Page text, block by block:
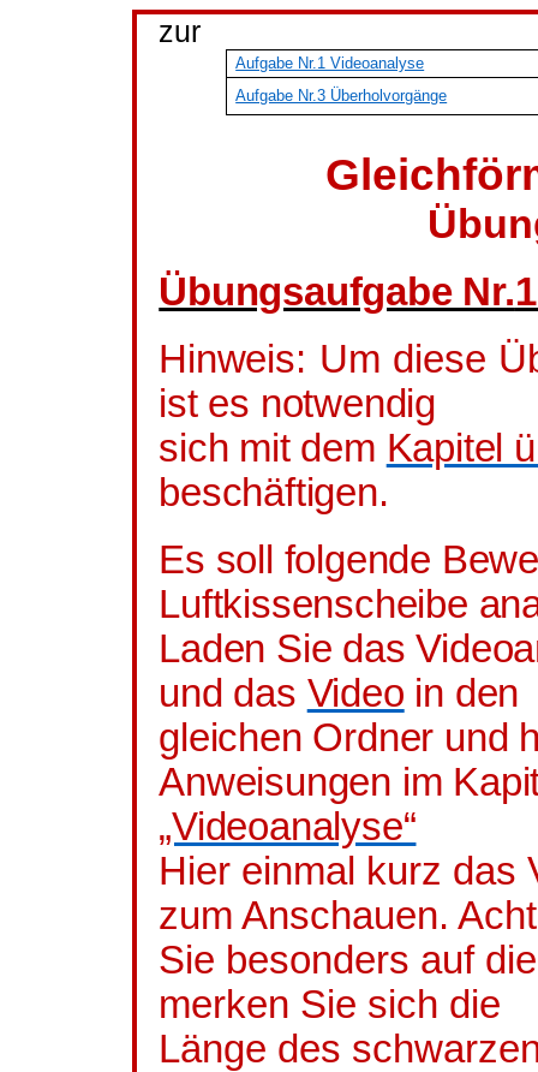
zur
Aufgabe Nr.1 Videoanalyse
Aufgabe Nr.3 Überholvorgänge
Übungsaufgabe Nr.
Hinweis: Um diese
ist es notwendig
sich mit dem Kapitel
beschäftigen.
Es soll folgende
Luftkissenscheibe
Laden Sie das
und das Video in den
gleichen Ordner und
Anweisungen im
„Videoanalyse“
Hier einmal kurz das
zum Anschauen.
Sie besonders auf
merken Sie sich die
Länge des